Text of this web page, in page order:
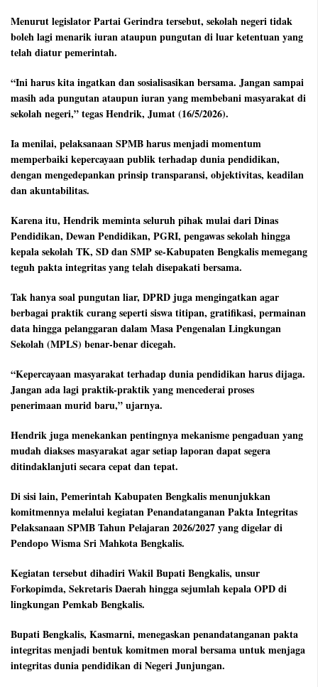
Menurut legislator Partai Gerindra tersebut, sekolah negeri tidak
boleh lagi menarik iuran ataupun pungutan di luar ketentuan yang
telah diatur pemerintah.
“Ini harus kita ingatkan dan sosialisasikan bersama. Jangan sampai
masih ada pungutan ataupun iuran yang membebani masyarakat di
sekolah negeri,” tegas Hendrik, Jumat (16/5/2026).
Ia menilai, pelaksanaan SPMB harus menjadi momentum
memperbaiki kepercayaan publik terhadap dunia pendidikan,
dengan mengedepankan prinsip transparansi, objektivitas, keadilan
dan akuntabilitas.
Karena itu, Hendrik meminta seluruh pihak mulai dari Dinas
Pendidikan, Dewan Pendidikan, PGRI, pengawas sekolah hingga
kepala sekolah TK, SD dan SMP se-Kabupaten Bengkalis memegang
teguh pakta integritas yang telah disepakati bersama.
Tak hanya soal pungutan liar, DPRD juga mengingatkan agar
berbagai praktik curang seperti siswa titipan, gratifikasi, permainan
data hingga pelanggaran dalam Masa Pengenalan Lingkungan
Sekolah (MPLS) benar-benar dicegah.
“Kepercayaan masyarakat terhadap dunia pendidikan harus dijaga.
Jangan ada lagi praktik-praktik yang mencederai proses
penerimaan murid baru,” ujarnya.
Hendrik juga menekankan pentingnya mekanisme pengaduan yang
mudah diakses masyarakat agar setiap laporan dapat segera
ditindaklanjuti secara cepat dan tepat.
Di sisi lain, Pemerintah Kabupaten Bengkalis menunjukkan
komitmennya melalui kegiatan Penandatanganan Pakta Integritas
Pelaksanaan SPMB Tahun Pelajaran 2026/2027 yang digelar di
Pendopo Wisma Sri Mahkota Bengkalis.
Kegiatan tersebut dihadiri Wakil Bupati Bengkalis, unsur
Forkopimda, Sekretaris Daerah hingga sejumlah kepala OPD di
lingkungan Pemkab Bengkalis.
Bupati Bengkalis, Kasmarni, menegaskan penandatanganan pakta
integritas menjadi bentuk komitmen moral bersama untuk menjaga
integritas dunia pendidikan di Negeri Junjungan.